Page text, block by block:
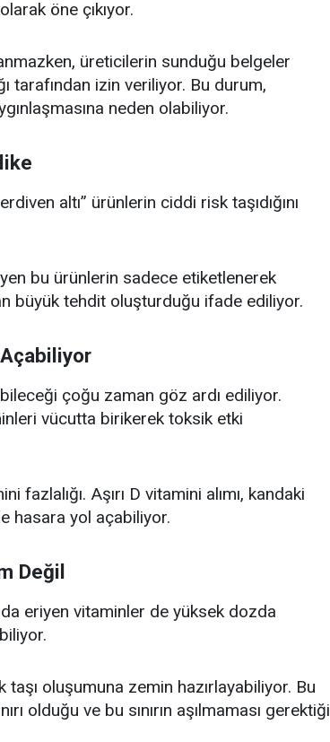
öne çıkıyor.
üreticilerin sunduğu belgeler
tarafından izin veriliyor. Bu durum,
neden olabiliyor.
altı” ürünlerin ciddi risk taşıdığını
bu ürünlerin sadece etiketlenerek
büyük tehdit oluşturduğu ifade ediliyor.
çoğu zaman göz ardı ediliyor.
vücutta birikerek toksik etki
Aşırı D vitamini alımı, kandaki
hasara yol açabiliyor.
Değil
eriyen vitaminler de yüksek dozda
oluşumuna zemin hazırlayabiliyor. Bu
olduğu ve bu sınırın aşılmaması gerektiği